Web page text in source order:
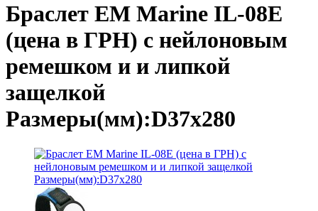
Браслет EM Marine IL-08E
(цена в ГРН) с нейлоновым
ремешком и и липкой
защелкой
Размеры(мм):D37х280